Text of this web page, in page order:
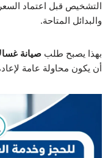
التشخيص قبل اعتماد
والبدائل المتاحة.
بهذا يصبح طلب صيانة
أن يكون محاولة عامة